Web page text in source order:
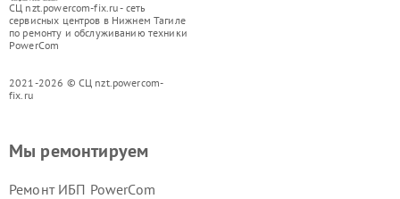
СЦ nzt.powercom-fix.ru - сеть
сервисных центров в Нижнем Тагиле
по ремонту и обслуживанию техники
PowerCom
2021-2026 © СЦ nzt.powercom-
fix.ru
Мы ремонтируем
Ремонт ИБП PowerCom